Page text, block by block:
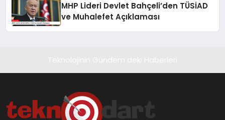
MHP Lideri Devlet Bahçeli’den TÜSİAD
ve Muhalefet Açıklaması